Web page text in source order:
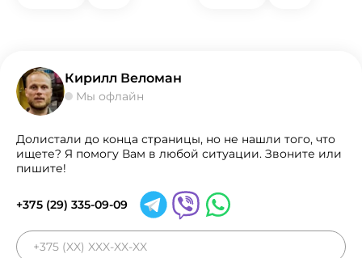
Кирилл Веломан
Мы офлайн
Долистали до конца страницы, но не нашли того, что
ищете? Я помогу Вам в любой ситуации. Звоните или
пишите!
+375 (29) 335-09-09